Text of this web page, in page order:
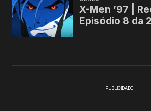
PUBLICIDADE